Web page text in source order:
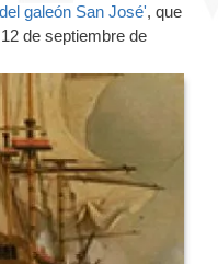
galeón San José', que
de septiembre de